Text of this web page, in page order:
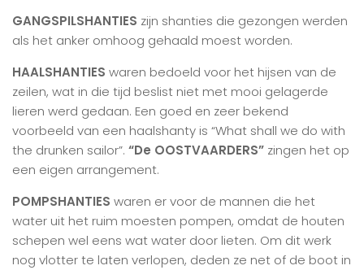
GANGSPILSHANTIES zijn shanties die gezongen werden
als het anker omhoog gehaald moest worden.
HAALSHANTIES waren bedoeld voor het hijsen van de
zeilen, wat in die tijd beslist niet met mooi gelagerde
lieren werd gedaan. Een goed en zeer bekend
voorbeeld van een haalshanty is “What shall we do with
the drunken sailor”. “De OOSTVAARDERS” zingen het op
een eigen arrangement.
POMPSHANTIES waren er voor de mannen die het
water uit het ruim moesten pompen, omdat de houten
schepen wel eens wat water door lieten. Om dit werk
nog vlotter te laten verlopen, deden ze net of de boot in